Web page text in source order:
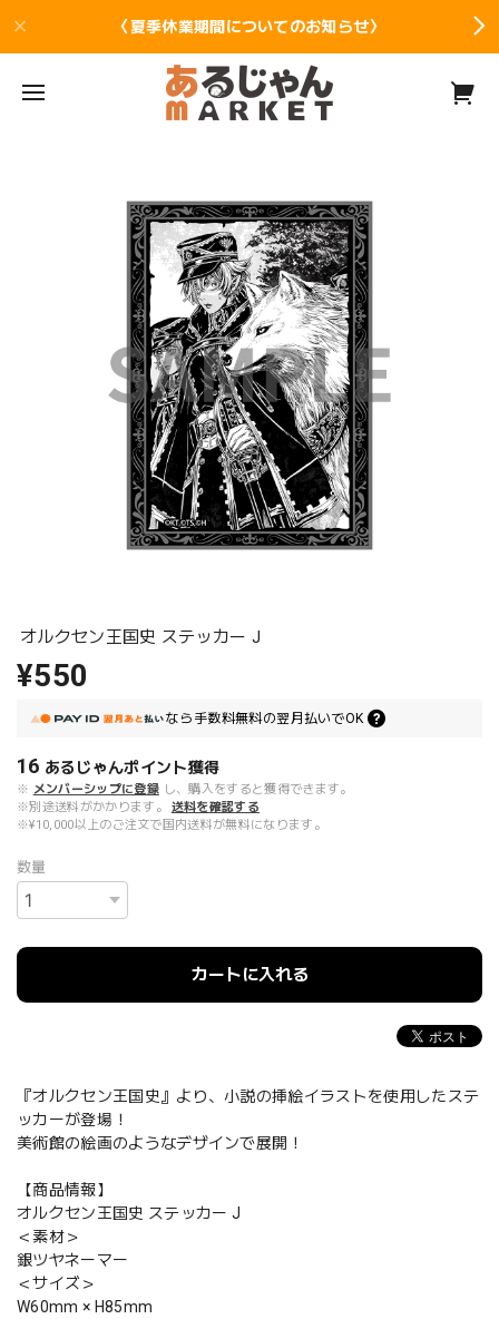
〈夏季休業期間についてのお知らせ〉
オルクセン王国史 ステッカー J
¥550
なら 手数料無料の翌月払いでOK
16 あるじゃんポイント獲得
※ メンバーシップに登録 し、購入をすると獲得できます。
※別途送料がかかります。
送料を確認する
※¥10,000以上のご注文で国内送料が無料になります。
数量
カートに入れる
『オルクセン王国史』より、小説の挿絵イラストを使用したステ
ッカーが登場！
美術館の絵画のようなデザインで展開！
【商品情報】
オルクセン王国史 ステッカー J
＜素材＞
銀ツヤネーマー
＜サイズ＞
W60mm × H85mm